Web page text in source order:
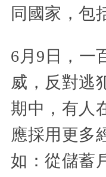
同國家，包
6月9日，一
威，反對逃
期中，有人
應採用更多
如：從儲蓄